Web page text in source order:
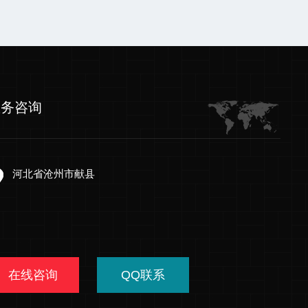
咨询
河北省沧州市献县
在线咨询 QQ联系